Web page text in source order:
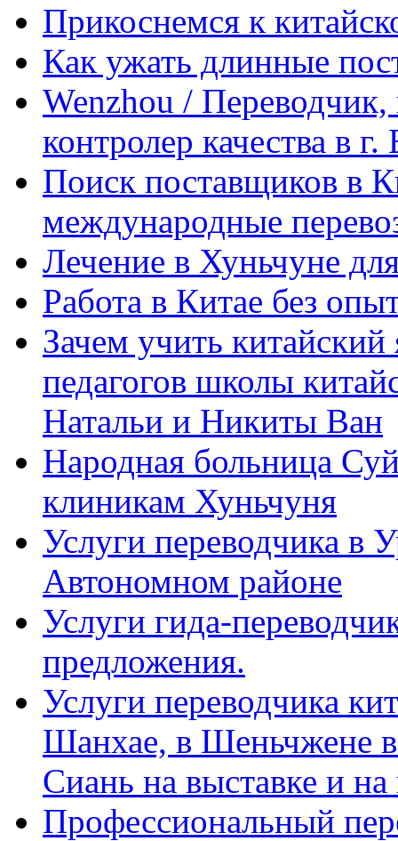
Прикоснемся к
Как ужать длинные
Wenzhou / Переводчик,
контролер качества в
Поиск поставщиков в
международные
Лечение в Хуньчуне
Работа в Китае без
Зачем учить
педагогов школы
Натальи и Никиты Ван
Народная больница
клиникам Хуньчуня
Услуги переводчика в
Автономном районе
Услуги гида-
предложения.
Услуги переводчика
Шанхае, в Шеньчжене
Сиань на выставке и
Профессиональный